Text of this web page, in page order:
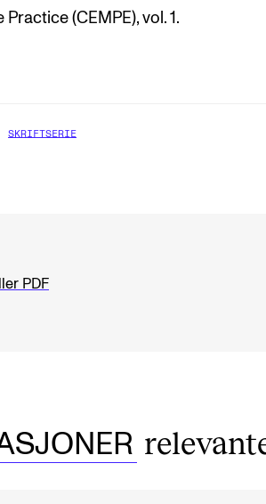
(CEMPE), vol. 1.
SKRIFTSERIE
PDF